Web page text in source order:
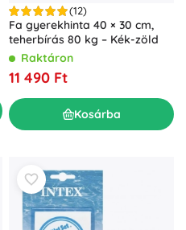
(12)
Fa gyerekhinta 40 × 30 cm,
teherbírás 80 kg – Kék-zöld
Raktáron
11 490 Ft
Kosárba